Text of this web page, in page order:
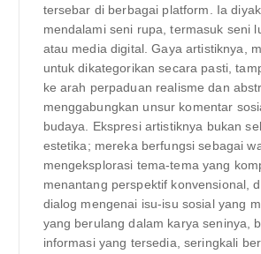
tersebar di berbagai platform. Ia
mendalami seni rupa, termasuk seni
atau media digital. Gaya artistiknya,
untuk dikategorikan secara pasti,
ke arah perpaduan realisme dan
menggabungkan unsur komentar
budaya. Ekspresi artistiknya bukan
estetika; mereka berfungsi sebagai
mengeksplorasi tema-tema yang
menantang perspektif konvensional,
dialog mengenai isu-isu sosial yang
yang berulang dalam karya seninya,
informasi yang tersedia, seringkali